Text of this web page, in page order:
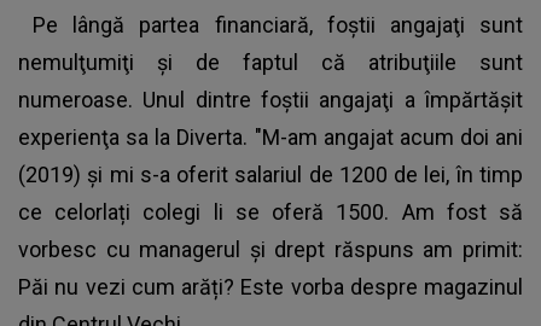
Pe lângă partea financiară, foştii angajaţi sunt
nemulţumiţi şi de faptul că atribuţiile sunt
numeroase. Unul dintre foştii angajaţi a împărtăşit
experienţa sa la Diverta. "M-am angajat acum doi ani
(2019) și mi s-a oferit salariul de 1200 de lei, în timp
ce celorlați colegi li se oferă 1500. Am fost să
vorbesc cu managerul și drept răspuns am primit:
Păi nu vezi cum arăți? Este vorba despre magazinul